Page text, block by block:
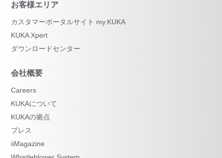
お客様エリア
カスタマーポータルサイト my.KUKA
KUKA Xpert
ダウンロードセンター
会社概要
Careers
KUKAについて
KUKAの拠点
プレス
iiMagazine